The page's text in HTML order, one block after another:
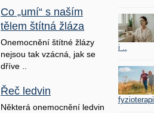
Co „umí“ s naším
tělem štítná žláza
Onemocnění štítné žlázy
nejsou tak vzácná, jak se
dříve ..
Řeč ledvin
Některá onemocnění ledvin
i ..
fyzioterapi